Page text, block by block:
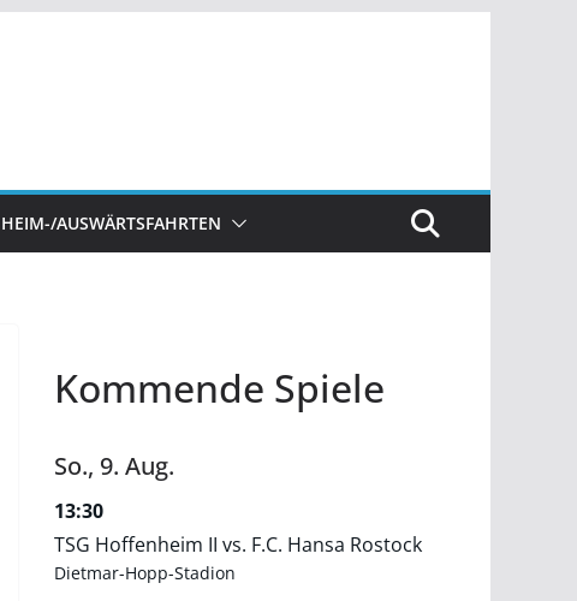
HEIM-/AUSWÄRTSFAHRTEN
Kommende Spiele
So., 9. Aug.
13:30
TSG Hoffenheim II vs. F.C. Hansa Rostock
Dietmar-Hopp-Stadion